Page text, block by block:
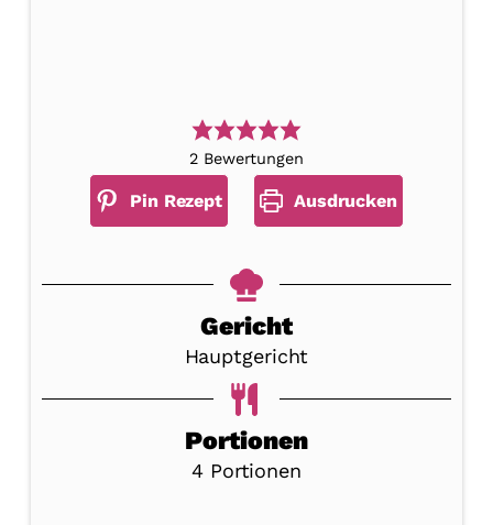
2 Bewertungen
Pin Rezept Ausdrucken
Gericht
Hauptgericht
Portionen
4 Portionen